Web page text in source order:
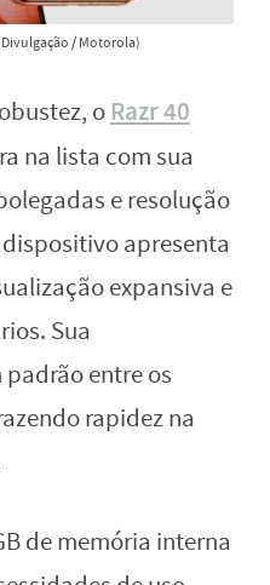
/ Motorola)
o Razr 40
na lista com sua
e resolução
dispositivo apresenta
expansiva e
Sua
entre os
rapidez na
de memória interna